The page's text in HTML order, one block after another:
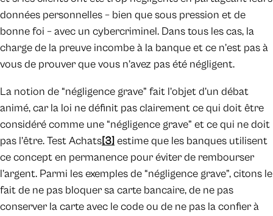
données personnelles – bien que sous pression et de
bonne foi – avec un cybercriminel. Dans tous les cas, la
charge de la preuve incombe à la banque et ce n’est pas à
vous de prouver que vous n’avez pas été négligent.
La notion de “négligence grave” fait l’objet d’un débat
animé, car la loi ne définit pas clairement ce qui doit être
considéré comme une “négligence grave” et ce qui ne doit
pas l’être. Test Achats[3] estime que les banques utilisent
ce concept en permanence pour éviter de rembourser
l’argent. Parmi les exemples de “négligence grave”, citons le
fait de ne pas bloquer sa carte bancaire, de ne pas
conserver la carte avec le code ou de ne pas la confier à